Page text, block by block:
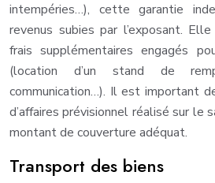
intempéries…), cette garantie
revenus subies par l’exposant.
frais supplémentaires engagés
(location d’un stand de
communication…). Il est important
d’affaires prévisionnel réalisé sur le
montant de couverture adéquat.
Transport des biens